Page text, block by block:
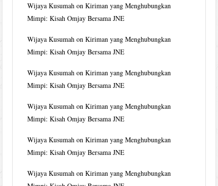
Wijaya Kusumah onKiriman yang Menghubungkan
Mimpi: Kisah Omjay Bersama JNE
Wijaya Kusumah onKiriman yang Menghubungkan
Mimpi: Kisah Omjay Bersama JNE
Wijaya Kusumah onKiriman yang Menghubungkan
Mimpi: Kisah Omjay Bersama JNE
Wijaya Kusumah onKiriman yang Menghubungkan
Mimpi: Kisah Omjay Bersama JNE
Wijaya Kusumah onKiriman yang Menghubungkan
Mimpi: Kisah Omjay Bersama JNE
Wijaya Kusumah onKiriman yang Menghubungkan